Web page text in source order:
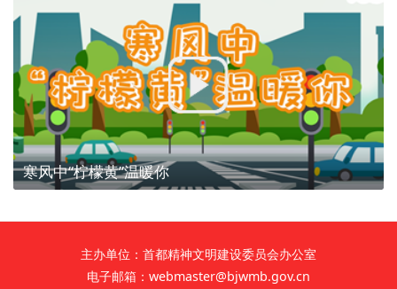
专题
资料库
+
寒风中“柠檬黄”温暖你
主办单位：首都精神文明建设委员会办公室
电子邮箱：webmaster@bjwmb.gov.cn